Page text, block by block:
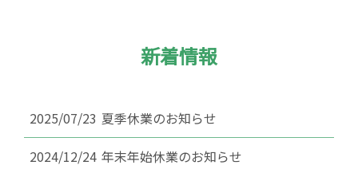
新着情報
2025/07/23 夏季休業のお知らせ
2024/12/24 年末年始休業のお知らせ